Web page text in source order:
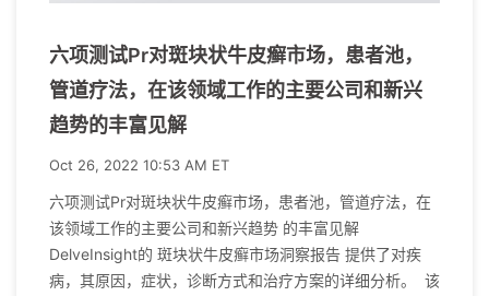
六项测试Pr对斑块状牛皮癣市场，患者池，
管道疗法，在该领域工作的主要公司和新兴
趋势的丰富见解
Oct 26, 2022 10:53 AM ET
六项测试Pr对斑块状牛皮癣市场，患者池，管道疗法，在
该领域工作的主要公司和新兴趋势 的丰富见解
DelveInsight的 斑块状牛皮癣市场洞察报告 提供了对疾
病，其原因，症状，诊断方式和治疗方案的详细分析。 该